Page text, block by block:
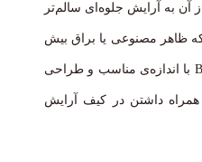
آن به آرایش جلوه‌ای سالم‌تر
ظاهر مصنوعی یا براق بیش
از حد ایجاد کند. Baby Got Glow با اندازه‌ی مناسب و طراحی
همراه داشتن در کیف آرایش